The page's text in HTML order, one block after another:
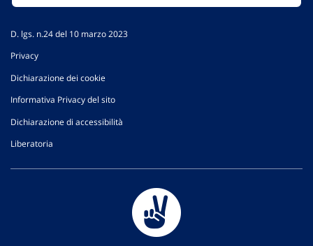
D. lgs. n.24 del 10 marzo 2023
Privacy
Dichiarazione dei cookie
Informativa Privacy del sito
Dichiarazione di accessibilità
Liberatoria